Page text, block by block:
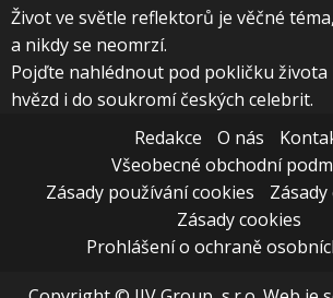
Život ve světle reflektorů je věčné
a nikdy se neomrzí.
Pojďte nahlédnout pod pokličku života
hvězd i do soukromí českých celebrit.
Redakce
O nás
Všeobecné obchodní
Zásady používání cookies
Zásady
Zásady cookies
Prohlášení o ochraně